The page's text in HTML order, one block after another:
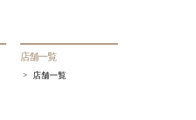
店舗一覧
店舗一覧